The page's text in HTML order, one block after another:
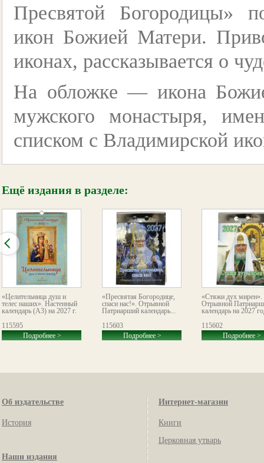
Пресвятой Богородицы»
икон Божией Матери.
иконах, рассказывается о
На обложке — икона
мужского монастыря,
списком с Владимирской
Ещё издания в разделе:
«Целительница душ и
телес наших». Настенный
календарь (А3) на 2027 г.
115595
Подробнее >
«Пресвятая Богородице,
спаси нас!». Отрывной
Патриарший календарь...
115603
Подробнее >
«Стяжи дух мирен».
Отрывной
календарь на 2027
115602
Подробнее >
Об издательстве
История
Наши издания
Интернет-магазин
Книги
Церковная утварь